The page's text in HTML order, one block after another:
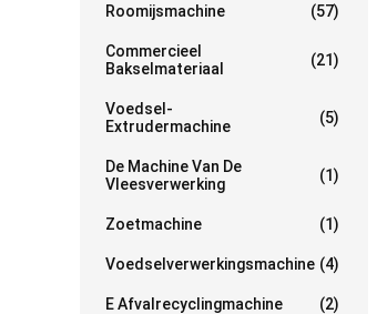
Roomijsmachine (57)
Commercieel
Bakselmateriaal
(21)
Voedsel-
Extrudermachine
(5)
De Machine Van De
Vleesverwerking
(1)
Zoetmachine (1)
Voedselverwerkingsmachine (4)
E Afvalrecyclingmachine (2)